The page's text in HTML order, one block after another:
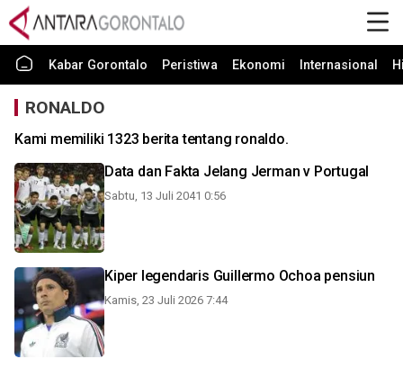
Kabar Gorontalo Peristiwa Ekonomi Internasional
RONALDO
Kami memiliki 1323 berita tentang ronaldo.
Data dan Fakta Jelang Jerman v Portugal
Sabtu, 13 Juli 2041 0:56
Kiper legendaris Guillermo Ochoa pensiun
Kamis, 23 Juli 2026 7:44